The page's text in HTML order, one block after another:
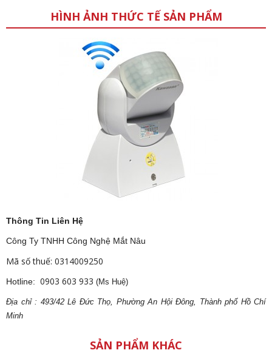
HÌNH ẢNH THỨC TẾ SẢN PHẨM
Thông Tin Liên Hệ
Công Ty TNHH Công Nghệ Mắt Nâu
Mã số thuế: 0314009250
Hotline: 0903 603 933 (Ms Huệ)
Địa chỉ : 493/42 Lê Đức Thọ, Phường An Hội Đông, Thành phố Hồ Chí
Minh
SẢN PHẨM KHÁC